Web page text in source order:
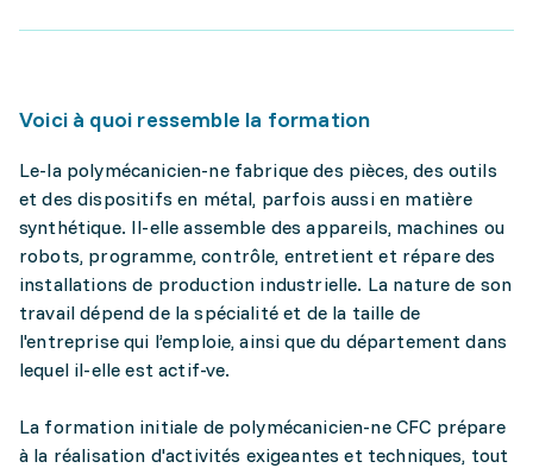
Voici à quoi ressemble la formation
Le-la polymécanicien-ne fabrique des pièces, des outils
et des dispositifs en métal, parfois aussi en matière
synthétique. Il-elle assemble des appareils, machines ou
robots, programme, contrôle, entretient et répare des
installations de production industrielle. La nature de son
travail dépend de la spécialité et de la taille de
l'entreprise qui l’emploie, ainsi que du département dans
lequel il-elle est actif-ve.
La formation initiale de polymécanicien-ne CFC prépare
à la réalisation d'activités exigeantes et techniques, tout